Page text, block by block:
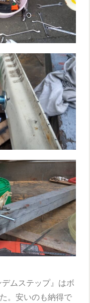
デムステップ』はボ
。安いのも納得で